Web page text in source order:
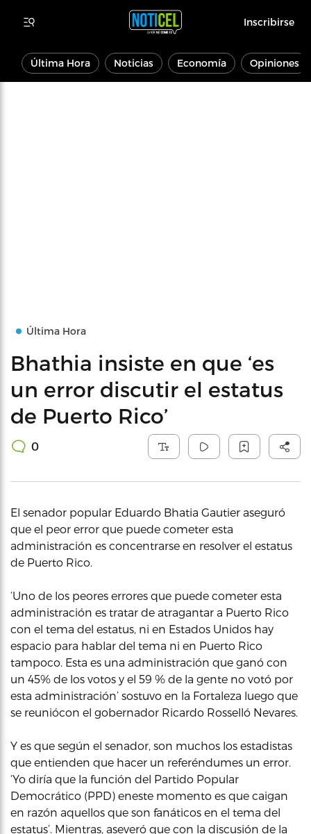
Inscribirse
Última Hora Noticias Economía Opiniones
Última Hora
Bhathia insiste en que ‘es
un error discutir el estatus
de Puerto Rico’
0
El senador popular Eduardo Bhatia Gautier aseguró
que el peor error que puede cometer esta
administración es concentrarse en resolver el estatus
de Puerto Rico.
‘Uno de los peores errores que puede cometer esta
administración es tratar de atragantar a Puerto Rico
con el tema del estatus, ni en Estados Unidos hay
espacio para hablar del tema ni en Puerto Rico
tampoco. Esta es una administración que ganó con
un 45% de los votos y el 59 % de la gente no votó por
esta administración’ sostuvo en la Fortaleza luego que
se reuniócon el gobernador Ricardo Rosselló Nevares.
Y es que según el senador, son muchos los estadistas
que entienden que hacer un referéndumes un error.
‘Yo diría que la función del Partido Popular
Democrático (PPD) eneste momento es que caigan
en razón aquellos que son fanáticos en el tema del
estatus’. Mientras, aseveró que con la discusión de la